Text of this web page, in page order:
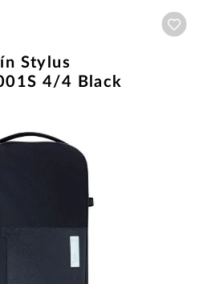
Stylus
4/4 Black